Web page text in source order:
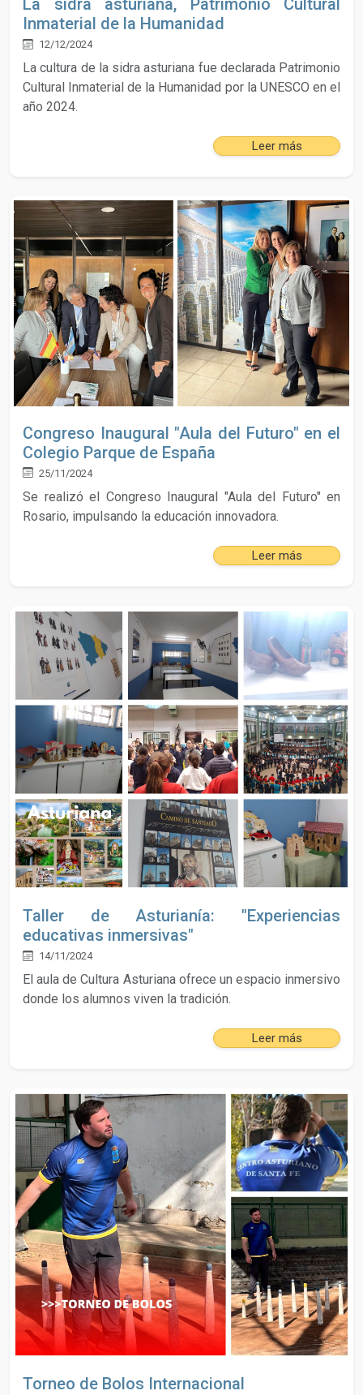
La sidra asturiana, Patrimonio Cultural
Inmaterial de la Humanidad
12/12/2024
La cultura de la sidra asturiana fue declarada Patrimonio
Cultural Inmaterial de la Humanidad por la UNESCO en el
año 2024.
Leer más
Congreso Inaugural "Aula del Futuro" en el
Colegio Parque de España
25/11/2024
Se realizó el Congreso Inaugural "Aula del Futuro" en
Rosario, impulsando la educación innovadora.
Leer más
Taller de Asturianía: "Experiencias
educativas inmersivas"
14/11/2024
El aula de Cultura Asturiana ofrece un espacio inmersivo
donde los alumnos viven la tradición.
Leer más
Torneo de Bolos Internacional